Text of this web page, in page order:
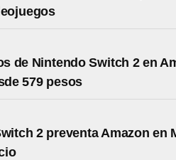
de Nintendo Switch 2 en
579 pesos
2 preventa Amazon en